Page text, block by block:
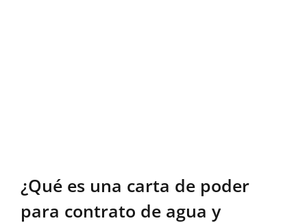
¿Qué es una carta de poder
para contrato de agua y